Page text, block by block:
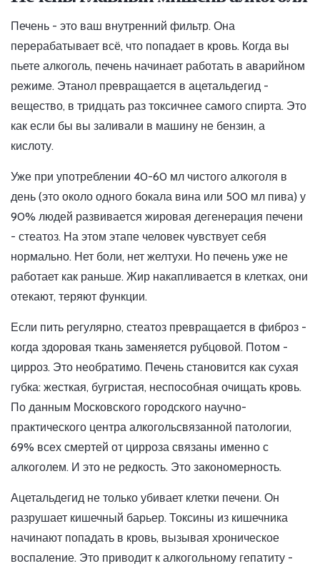
Печень - это ваш внутренний фильтр. Она
перерабатывает всё, что попадает в кровь. Когда вы
пьете алкоголь, печень начинает работать в аварийном
режиме. Этанол превращается в ацетальдегид -
вещество, в тридцать раз токсичнее самого спирта. Это
как если бы вы заливали в машину не бензин, а
кислоту.
Уже при употреблении 40-60 мл чистого алкоголя в
день (это около одного бокала вина или 500 мл пива) у
90% людей развивается жировая дегенерация печени
- стеатоз. На этом этапе человек чувствует себя
нормально. Нет боли, нет желтухи. Но печень уже не
работает как раньше. Жир накапливается в клетках, они
отекают, теряют функции.
Если пить регулярно, стеатоз превращается в фиброз -
когда здоровая ткань заменяется рубцовой. Потом -
цирроз. Это необратимо. Печень становится как сухая
губка: жесткая, бугристая, неспособная очищать кровь.
По данным Московского городского научно-
практического центра алкогольсвязанной патологии,
69% всех смертей от цирроза связаны именно с
алкоголем. И это не редкость. Это закономерность.
Ацетальдегид не только убивает клетки печени. Он
разрушает кишечный барьер. Токсины из кишечника
начинают попадать в кровь, вызывая хроническое
воспаление. Это приводит к алкогольному гепатиту -